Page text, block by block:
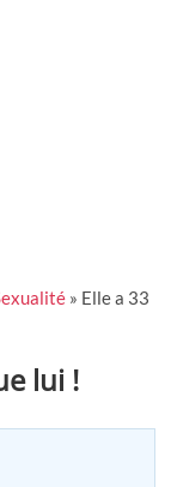
» Elle a 33
lui !